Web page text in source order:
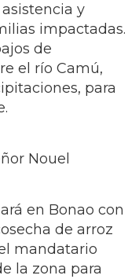
y
impactadas.
de
el río Camú,
para
Nouel
en Bonao con
de arroz
mandatario
la zona para